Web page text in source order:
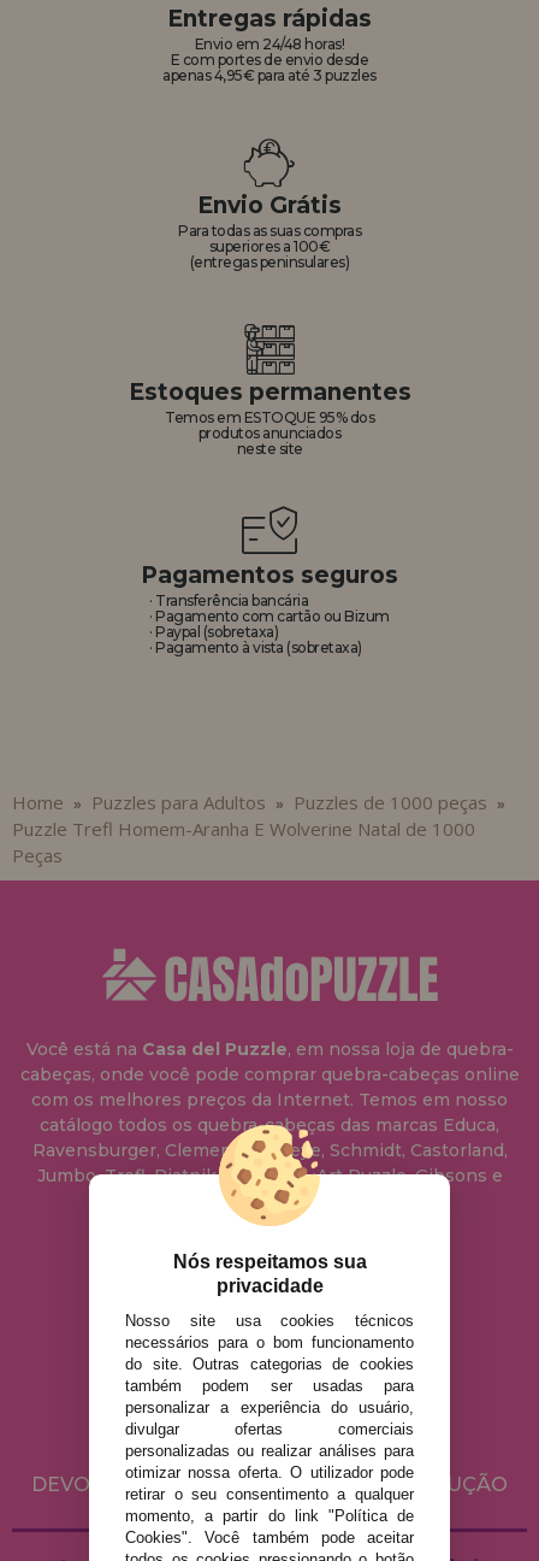
Entregas rápidas
Envio em 24/48 horas!
E com portes de envio desde
apenas 4,95€ para até 3 puzzles
Envio Grátis
Para todas as suas compras
superiores a 100€
(entregas peninsulares)
Estoques permanentes
Temos em ESTOQUE 95% dos
produtos anunciados
neste site
Pagamentos seguros
· Transferência bancária
· Pagamento com cartão ou Bizum
· Paypal (sobretaxa)
· Pagamento à vista (sobretaxa)
Home » Puzzles para Adultos » Puzzles de 1000 peças »
Puzzle Trefl Homem-Aranha E Wolverine Natal de 1000
Peças
Você está na Casa del Puzzle, em nossa loja de quebra-
cabeças, onde você pode comprar quebra-cabeças online
com os melhores preços da Internet. Temos em nosso
catálogo todos os quebra-cabeças das marcas Educa,
Ravensburger, Clementoni, Heye, Schmidt, Castorland,
Jumbo, Trefl, Piatnik, Anatolian, Art Puzzle, Gibsons e
muito mais.
info@casadopuzzle.pt
AVISO LEGAL
POLÍTICA DE PRIVACIDADE
POLÍTICA DE COOKIES
ENVIO E DEVOLUÇÕES
DEVOLUÇÕES / DIREITO DE LIVRE RESOLUÇÃO
Nós respeitamos sua
privacidade
Nosso site usa cookies técnicos
necessários para o bom funcionamento
do site. Outras categorias de cookies
também podem ser usadas para
personalizar a experiência do usuário,
divulgar ofertas comerciais
personalizadas ou realizar análises para
otimizar nossa oferta. O utilizador pode
retirar o seu consentimento a qualquer
momento, a partir do link "Política de
Cookies". Você também pode aceitar